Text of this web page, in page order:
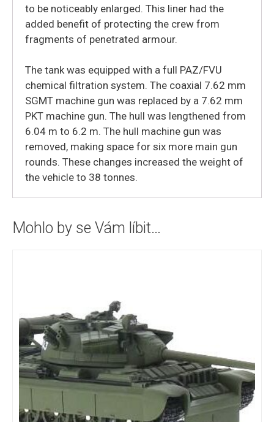
to be noticeably enlarged. This liner had the
added benefit of protecting the crew from
fragments of penetrated armour.
The tank was equipped with a full PAZ/FVU
chemical filtration system. The coaxial 7.62 mm
SGMT machine gun was replaced by a 7.62 mm
PKT machine gun. The hull was lengthened from
6.04 m to 6.2 m. The hull machine gun was
removed, making space for six more main gun
rounds. These changes increased the weight of
the vehicle to 38 tonnes.
Mohlo by se Vám líbit…